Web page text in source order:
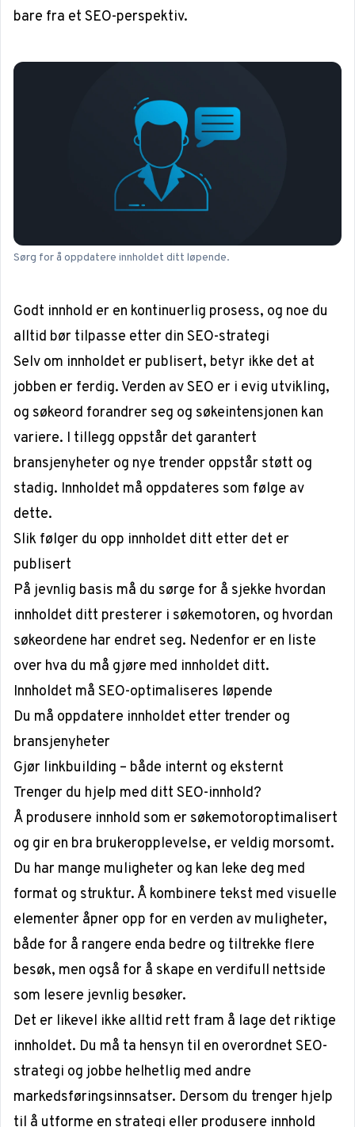
bare fra et SEO-perspektiv.
Sørg for å oppdatere innholdet ditt løpende.
Godt innhold er en kontinuerlig prosess, og noe du
alltid bør tilpasse etter din SEO-strategi
Selv om innholdet er publisert, betyr ikke det at
jobben er ferdig. Verden av SEO er i evig utvikling,
og søkeord forandrer seg og søkeintensjonen kan
variere. I tillegg oppstår det garantert
bransjenyheter og nye trender oppstår støtt og
stadig. Innholdet må oppdateres som følge av
dette.
Slik følger du opp innholdet ditt etter det er
publisert
På jevnlig basis må du sørge for å sjekke hvordan
innholdet ditt presterer i søkemotoren, og hvordan
søkeordene har endret seg. Nedenfor er en liste
over hva du må gjøre med innholdet ditt.
Innholdet må SEO-optimaliseres løpende
Du må oppdatere innholdet etter trender og
bransjenyheter
Gjør linkbuilding – både internt og eksternt
Trenger du hjelp med ditt SEO-innhold?
Å produsere innhold som er søkemotoroptimalisert
og gir en bra brukeropplevelse, er veldig morsomt.
Du har mange muligheter og kan leke deg med
format og struktur. Å kombinere tekst med visuelle
elementer åpner opp for en verden av muligheter,
både for å rangere enda bedre og tiltrekke flere
besøk, men også for å skape en verdifull nettside
som lesere jevnlig besøker.
Det er likevel ikke alltid rett fram å lage det riktige
innholdet. Du må ta hensyn til en overordnet SEO-
strategi og jobbe helhetlig med andre
markedsføringsinnsatser. Dersom du trenger hjelp
til å utforme en strategi eller produsere innhold